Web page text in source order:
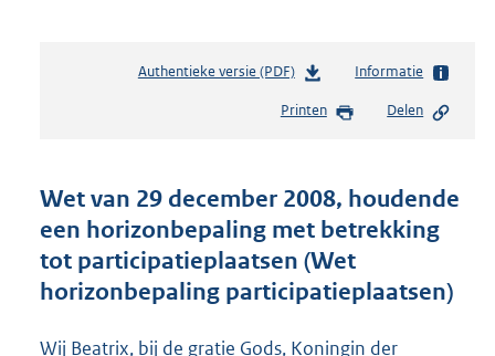
Authentieke versie (PDF)b
s
n
d
s
g
o
t
Informatie
Printen Delen
Wet van 29 december 2008, houdende
een horizonbepaling met betrekking
tot participatieplaatsen (Wet
horizonbepaling participatieplaatsen)
Wij Beatrix, bij de gratie Gods, Koningin der